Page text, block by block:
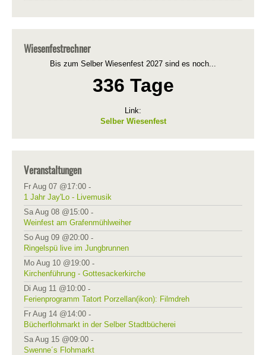
Wiesenfestrechner
Bis zum Selber Wiesenfest 2027 sind es noch...
336 Tage
Link:
Selber Wiesenfest
Veranstaltungen
Fr Aug 07 @17:00 -
1 Jahr Jay'Lo - Livemusik
Sa Aug 08 @15:00 -
Weinfest am Grafenmühlweiher
So Aug 09 @20:00 -
Ringelspü live im Jungbrunnen
Mo Aug 10 @19:00 -
Kirchenführung - Gottesackerkirche
Di Aug 11 @10:00 -
Ferienprogramm Tatort Porzellan(ikon): Filmdreh
Fr Aug 14 @14:00 -
Bücherflohmarkt in der Selber Stadtbücherei
Sa Aug 15 @09:00 -
Swenne´s Flohmarkt